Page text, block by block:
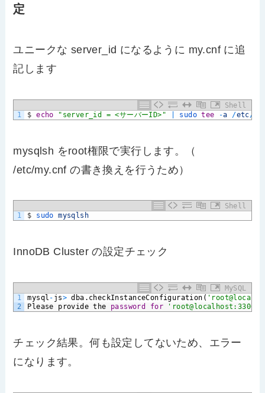
定
ユニークな server_id になるように my.cnf に追
記します
Shell
1
$ echo "server_id = <サーバーID>" sudo tee -a /etc/
mysqlsh をroot権限で実行します。（
/etc/my.cnf の書き換えを行うため）
Shell
1
$ sudo mysqlsh
InnoDB Cluster の設定チェック
MySQL
1
2
mysql - js> dba.checkInstanceConfiguration(
Please
provide the password for 'root@localhost:3306'
チェック結果。何も設定してないため、エラー
になります。